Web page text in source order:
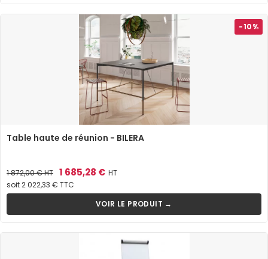
-10%
Table haute de réunion - BILERA
Prix
de
base
1 872,00 €HT Prix
1 685,28 € HT
soit 2 022,33 € TTC
VOIR LE PRODUIT →